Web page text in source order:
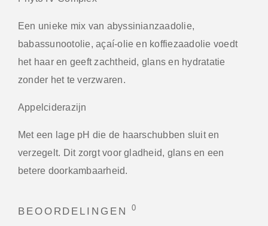
Een unieke mix van abyssinianzaadolie,
babassunootolie, açaí-olie en koffiezaadolie voedt
het haar en geeft zachtheid, glans en hydratatie
zonder het te verzwaren.
Appelciderazijn
Met een lage pH die de haarschubben sluit en
verzegelt. Dit zorgt voor gladheid, glans en een
betere doorkambaarheid.
BEOORDELINGEN0